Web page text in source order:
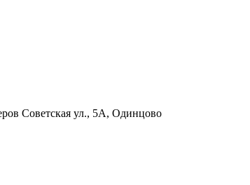
Советская ул., 5А, Одинцово